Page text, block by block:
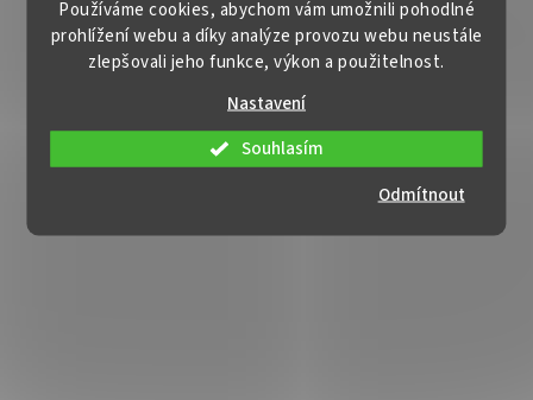
Používáme cookies, abychom vám umožnili pohodlné
prohlížení webu a díky analýze provozu webu neustále
zlepšovali jeho funkce, výkon a použitelnost.
Nastavení
Odmítnout
Souhlasím